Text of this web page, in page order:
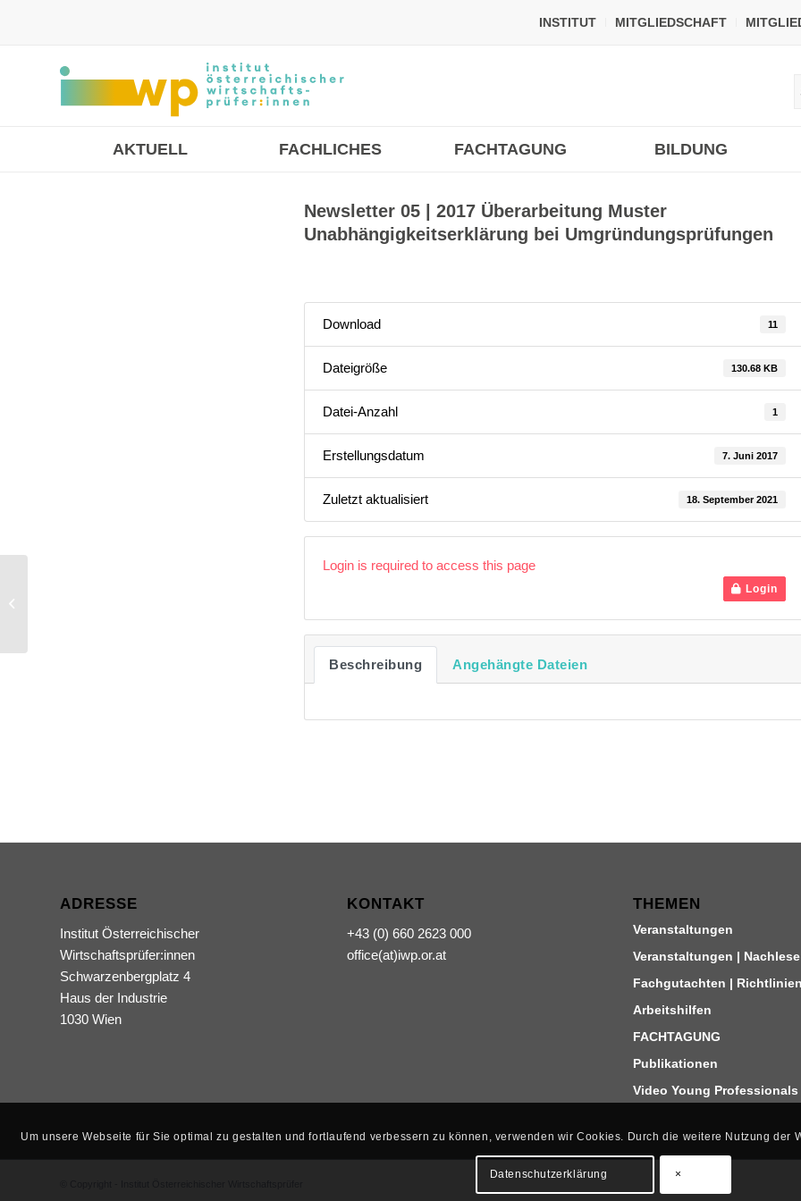
INSTITUT MITGLIEDSCHAFT
AKTUELL FACHLICHES FACHTAGUNG BILDUNG
Newsletter 05 | 2017 Überarbeitung Muster
Unabhängigkeitserklärung bei Umgründungsprüfungen
Download 11
Dateigröße 130.68 KB
Datei-Anzahl 1
Erstellungsdatum 7. Juni 2017
Zuletzt aktualisiert 18. September 2021
Login is required to access this page
Login
Beschreibung Angehängte Dateien
ADRESSE
Institut Österreichischer
Wirtschaftsprüfer:innen
Schwarzenbergplatz 4
Haus der Industrie
1030 Wien
KONTAKT
+43 (0) 660 2623 000
office(at)iwp.or.at
THEMEN
Veranstaltungen
Veranstaltungen | Nachlese
Fachgutachten | Richtlinien
Arbeitshilfen
FACHTAGUNG
Publikationen
Video Young Professionals
Um unsere Webseite für Sie optimal zu gestalten und fortlaufend verbessern zu können, verwenden wir Cookies. Durch die weitere Nutzung der
Datenschutzerklärung ×